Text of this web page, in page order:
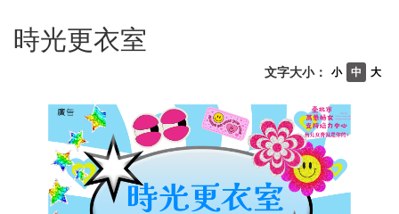
時光更衣室
大
中
小
文字大小：